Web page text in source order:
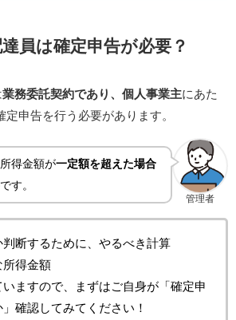
員は確定申告が必要？
業務委託契約であり、個人事業主にあた
定申告を行う必要があります。
管理者
得金額が一定額を超えた場合
です。
断するために、やるべき計算
所得金額
ますので、まずはご自身が「確定申
確認してみてください！